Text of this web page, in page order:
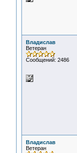
Владислав
Ветеран
Сообщений: 2486
Владислав
Ветеран